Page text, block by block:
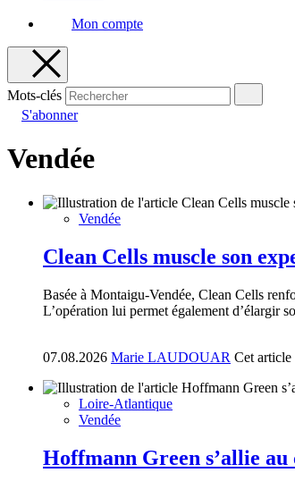
Mon compte
Mots-clés
S'abonner
Vendée
Vendée
Clean Cells muscle son
Basée à Montaigu-Vendée, Clean Cells
L’opération lui permet également d’élargir
07.08.2026 Marie LAUDOUAR Cet article
Loire-Atlantique
Vendée
Hoffmann Green s’allie